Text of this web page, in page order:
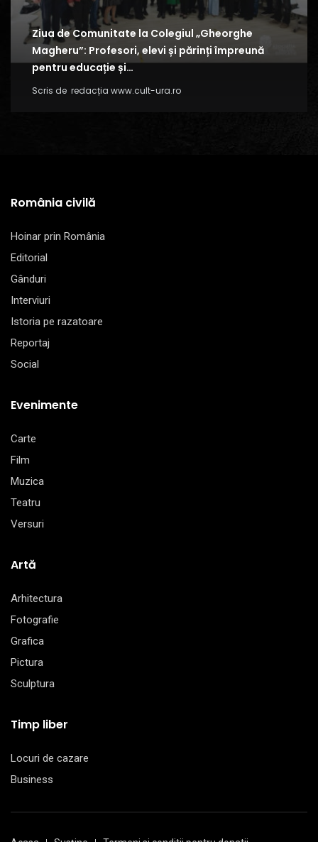
Ziua de Comunitate la Colegiul „Gheorghe
Magheru”: Profesori, elevi și părinți împreună
pentru educație și…
Scris de redacția www.cult-ura.ro
România civilă
Hoinar prin România
Editorial
Gânduri
Interviuri
Istoria pe razatoare
Reportaj
Social
Evenimente
Carte
Film
Muzica
Teatru
Versuri
Artă
Arhitectura
Fotografie
Grafica
Pictura
Sculptura
Timp liber
Locuri de cazare
Business